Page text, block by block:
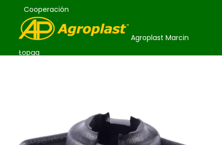
Cooperación
Agroplast Marcin
Łopąg
+48 82 567 39 51